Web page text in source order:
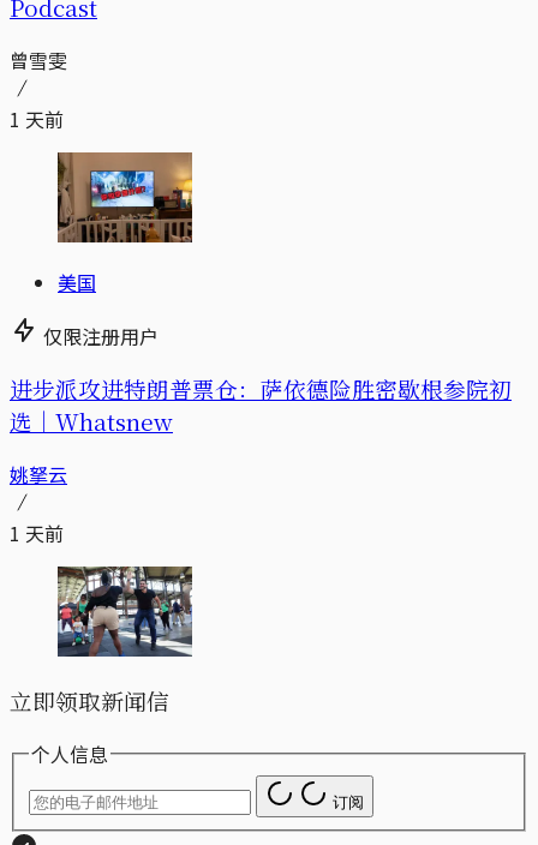
Podcast
曾雪雯
1 天前
美国
仅限注册用户
进步派攻进特朗普票仓：萨依德险胜密歇根参院初
选｜Whatsnew
姚拏云
1 天前
立即领取新闻信
个人信息
订阅